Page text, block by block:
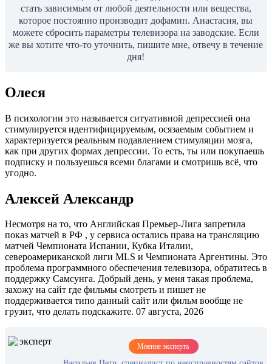
стать зависимым от любой деятельности или вещества,
которое постоянно производит дофамин. Анастасия, вы
можете сбросить параметры телевизора на заводские. Если
же вы хотите что-то уточнить, пишите мне, отвечу в течение
дня!
Олеся
В психологии это называется ситуативной депрессией она
стимулируется идентифицируемым, осязаемым событием и
характеризуется реальным подавлением стимуляции мозга,
как при других формах депрессии. То есть, ты или покупаешь
подписку и пользуешься всеми благами и смотришь всё, что
угодно.
Алексей Александр
Несмотря на то, что Английская Премьер-Лига запретила
показ матчей в РФ , у сервиса остались права на трансляцию
матчей Чемпионата Испании, Кубка Италии,
североамериканской лиги MLS и Чемпионата Аргентины. Это
проблема программного обеспечения телевизора, обратитесь в
поддержку Самсунга. Добрый день, у меня такая проблема,
захожу на сайт где фильмы смотреть и пишет не
поддерживается типо данный сайт или фильм вообще не
грузит, что делать подскажите. 07 августа, 2026
Мнение эксперта